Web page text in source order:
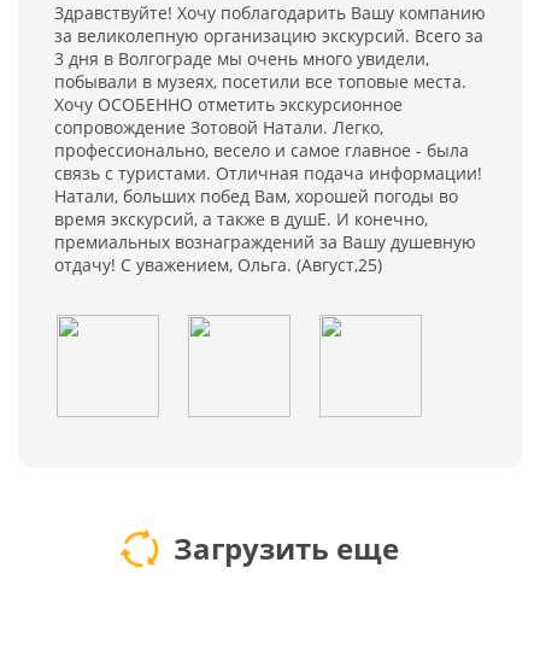
Здравствуйте! Хочу поблагодарить Вашу компанию
за великолепную организацию экскурсий. Всего за
3 дня в Волгограде мы очень много увидели,
побывали в музеях, посетили все топовые места.
Хочу ОСОБЕННО отметить экскурсионное
сопровождение Зотовой Натали. Легко,
профессионально, весело и самое главное - была
связь с туристами. Отличная подача информации!
Натали, больших побед Вам, хорошей погоды во
время экскурсий, а также в душЕ. И конечно,
премиальных вознаграждений за Вашу душевную
отдачу! С уважением, Ольга. (Август,25)
Загрузить еще